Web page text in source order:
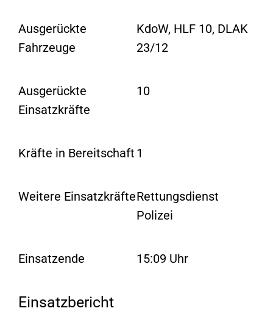
Ausgerückte
Fahrzeuge
KdoW, HLF 10, DLAK
23/12
Ausgerückte
Einsatzkräfte
10
Kräfte in Bereitschaft 1
Weitere EinsatzkräfteRettungsdienst
Polizei
Einsatzende 15:09 Uhr
Einsatzbericht